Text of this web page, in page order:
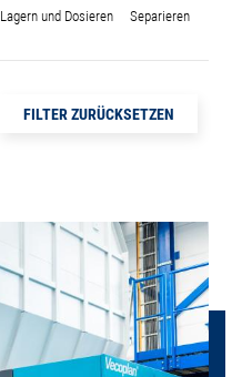
Lagern und Dosieren Separieren